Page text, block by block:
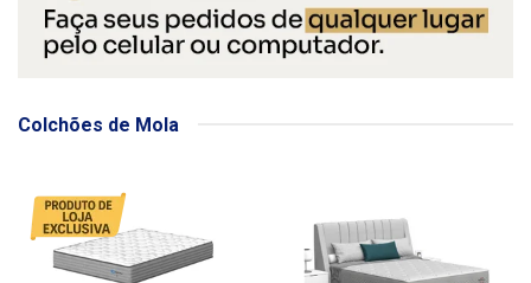
Colchões de Mola